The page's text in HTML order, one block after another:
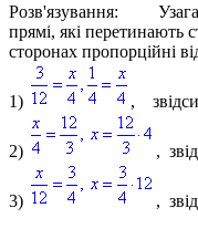
Розв'язування:
прямі, які перетинають
сторонах пропорційні
1) , звідси
2) ,
3) ,